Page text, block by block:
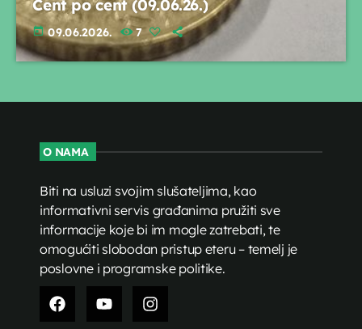
Cent po cent (09.06.26.)
today 09.06.2026. 7
O NAMA
Biti na usluzi svojim slušateljima, kao
informativni servis građanima pružiti sve
informacije koje bi im mogle zatrebati, te
omogućiti slobodan pristup eteru – temelj je
poslovne i programske politike.